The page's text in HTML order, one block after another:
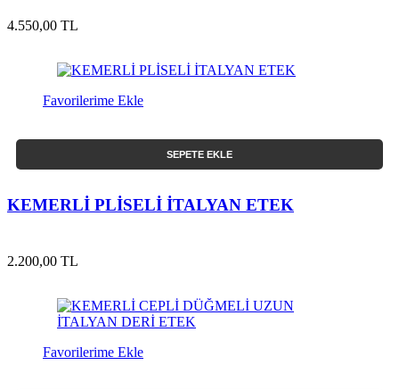
4.550,00 TL
Favorilerime Ekle
SEPETE EKLE
KEMERLİ PLİSELİ İTALYAN ETEK
2.200,00 TL
Favorilerime Ekle